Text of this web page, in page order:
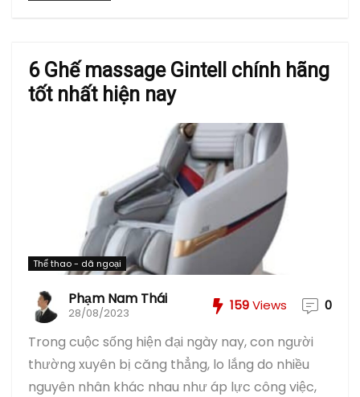
6 Ghế massage Gintell chính hãng
tốt nhất hiện nay
Thể thao - dã ngoại
Phạm Nam Thái
28/08/2023 159Views 0
Trong cuộc sống hiện đại ngày nay, con người
thường xuyên bị căng thẳng, lo lắng do nhiều
nguyên nhân khác nhau như áp lực công việc,